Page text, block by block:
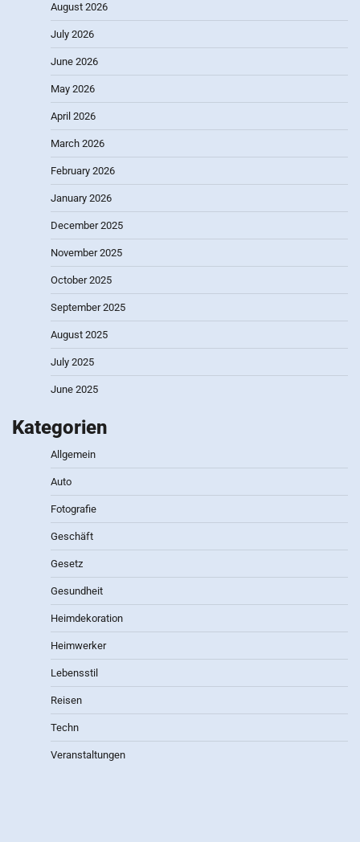
August 2026
July 2026
June 2026
May 2026
April 2026
March 2026
February 2026
January 2026
December 2025
November 2025
October 2025
September 2025
August 2025
July 2025
June 2025
Kategorien
Allgemein
Auto
Fotografie
Geschäft
Gesetz
Gesundheit
Heimdekoration
Heimwerker
Lebensstil
Reisen
Techn
Veranstaltungen